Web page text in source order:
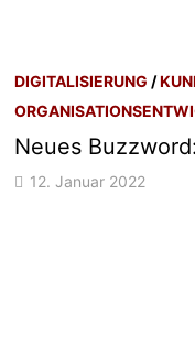
DIGITALISIERUNG /
Neues
12. Januar 2022